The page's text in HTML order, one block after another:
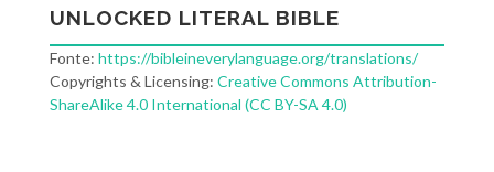
UNLOCKED LITERAL BIBLE
Fonte: https://bibleineverylanguage.org/translations/
Copyrights & Licensing: Creative Commons Attribution-
ShareAlike 4.0 International (CC BY-SA 4.0)